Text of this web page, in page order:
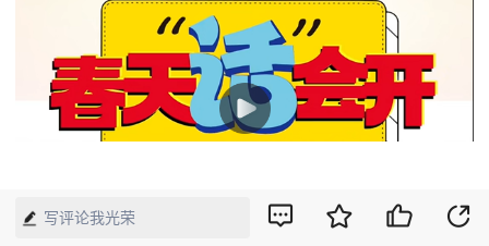
中国经济周刊”、“来源：经济网”，不得改动标题及文字内容，违者
将依法追究责任。 凡本网注明“来源：XXX（非中国经济周刊或经济
网）”的文/图等稿件，均转载自其它媒体，转载目的在于传递更多信
息，并不代表本网赞同其观点和对其真实性负责。如其他媒体、网站
或个人转载使用，请与著作权人联系，并自负法律责任。
02:40
写评论我光荣